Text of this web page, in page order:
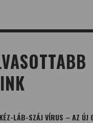
KÉZ-LÁB-SZÁJ VÍRUS – AZ ÚJ